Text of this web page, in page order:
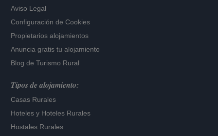
Aviso Legal
Configuración de Cookies
Propietarios alojamientos
Anuncia gratis tu alojamiento
Blog de Turismo Rural
Tipos de alojamiento:
Casas Rurales
Hoteles y Hoteles Rurales
Hostales Rurales